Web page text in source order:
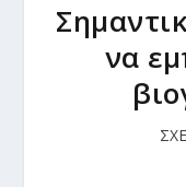
να